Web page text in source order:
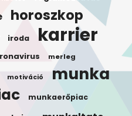
horoszkop
iroda karrier
merleg
motiváció munka
munkaerőpiac